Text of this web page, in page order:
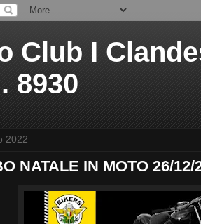
Club I
8930
2022
NATALE IN MOTO 26/12/